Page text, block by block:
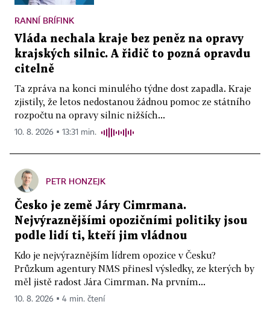
RANNÍ BRÍFINK
Vláda nechala kraje bez peněz na opravy
krajských silnic. A řidič to pozná opravdu
citelně
Ta zpráva na konci minulého týdne dost zapadla. Kraje
zjistily, že letos nedostanou žádnou pomoc ze státního
rozpočtu na opravy silnic nižších...
10. 8. 2026 ▪ 13:31 min.
PETR HONZEJK
Česko je země Járy Cimrmana.
Nejvýraznějšími opozičními politiky jsou
podle lidí ti, kteří jim vládnou
Kdo je nejvýraznějším lídrem opozice v Česku?
Průzkum agentury NMS přinesl výsledky, ze kterých by
měl jistě radost Jára Cimrman. Na prvním...
10. 8. 2026 ▪ 4 min. čtení